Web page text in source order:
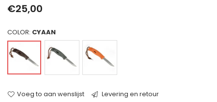
Prijs
€25,00
COLOR: CYAAN
Voeg to aan wenslijst Levering en retour